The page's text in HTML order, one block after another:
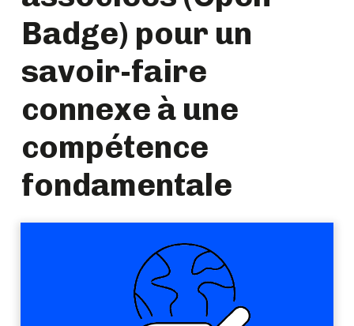
Badge) pour un
savoir-faire
connexe à une
compétence
fondamentale